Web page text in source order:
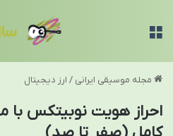
مجله موسیقی ایرانی / ارز دیجیتال
احراز هویت نوبیتکس با